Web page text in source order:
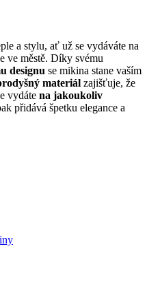
a stylu, ať už se vydáváte na
ve městě. Díky svému
designu se mikina stane vaším
materiál zajišťuje, že
vydáte na jakoukoliv
přidává špetku elegance a